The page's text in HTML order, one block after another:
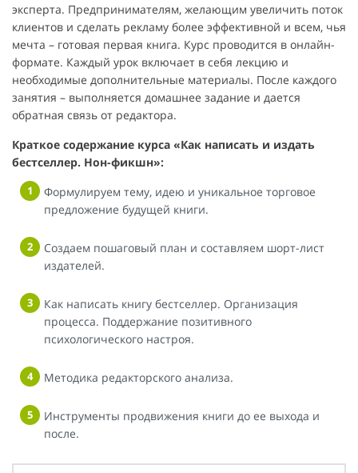
эксперта. Предпринимателям, желающим увеличить поток
клиентов и сделать рекламу более эффективной и всем, чья
мечта – готовая первая книга. Курс проводится в онлайн-
формате. Каждый урок включает в себя лекцию и
необходимые дополнительные материалы. После каждого
занятия – выполняется домашнее задание и дается
обратная связь от редактора.
Краткое содержание курса «Как написать и издать
бестселлер. Нон-фикшн»:
Формулируем тему, идею и уникальное торговое
предложение будущей книги.
Создаем пошаговый план и составляем шорт-лист
издателей.
Как написать книгу бестселлер. Организация
процесса. Поддержание позитивного
психологического настроя.
Методика редакторского анализа.
Инструменты продвижения книги до ее выхода и
после.